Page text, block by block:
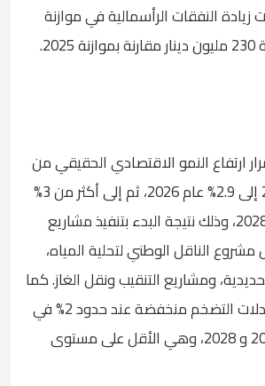
زيادة النفقات الرأسمالية في موازنة
ارتفاع النمو الاقتصادي الحقيقي من
2.7% في عام 2025 إلى 2.9% عام 2026، ثم إلى أكثر من 3%
في عامي 2027 و2028، وذلك نتيجة البدء بتنفيذ مشاريع
الناقل الوطني لتحلية المياه،
ومشاريع التنقيب ونقل الغاز. كما
توقع أن تبقى معدلات التضخم منخفضة عند حدود 2% في
الأعوام 2026 و2027 و 2028، وهي الأقل على مستوى